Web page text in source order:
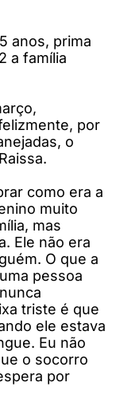
anos, prima
a família
por
o
como era a
muito
mas
Ele não era
O que a
pessoa
triste é que
ele estava
Eu não
o socorro
por